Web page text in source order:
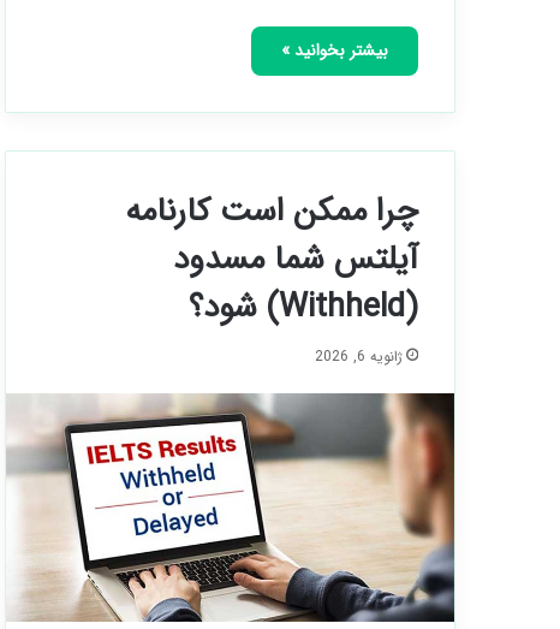
بیشتر بخوانید »
چرا ممکن است کارنامه
آیلتس شما مسدود
(Withheld) شود؟
ژانویه 6, 2026